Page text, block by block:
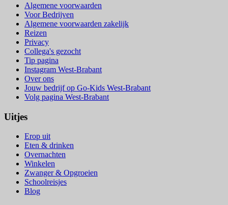
Algemene voorwaarden
Voor Bedrijven
Algemene voorwaarden zakelijk
Reizen
Privacy
Collega's gezocht
Tip pagina
Instagram West-Brabant
Over ons
Jouw bedrijf op Go-Kids West-Brabant
Volg pagina West-Brabant
Uitjes
Erop uit
Eten & drinken
Overnachten
Winkelen
Zwanger & Opgroeien
Schoolreisjes
Blog